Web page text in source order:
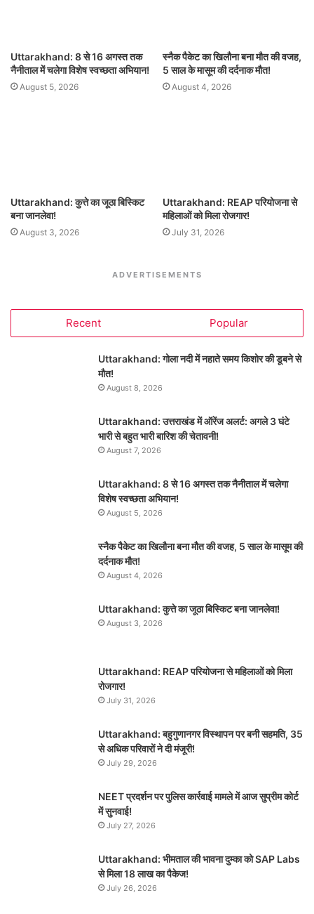
Uttarakhand: 8 से 16 अगस्त तक
नैनीताल में चलेगा विशेष स्वच्छता अभियान!
August 5, 2026
स्नैक पैकेट का खिलौना बना मौत की वजह,
5 साल के मासूम की दर्दनाक मौत!
August 4, 2026
Uttarakhand: कुत्ते का जूठा बिस्किट
बना जानलेवा!
August 3, 2026
Uttarakhand: REAP परियोजना से
महिलाओं को मिला रोजगार!
July 31, 2026
ADVERTISEMENTS
Recent Popular
Uttarakhand: गोला नदी में नहाते समय किशोर की डूबने से
मौत!
August 8, 2026
Uttarakhand: उत्तराखंड में ऑरेंज अलर्ट: अगले 3 घंटे
भारी से बहुत भारी बारिश की चेतावनी!
August 7, 2026
Uttarakhand: 8 से 16 अगस्त तक नैनीताल में चलेगा
विशेष स्वच्छता अभियान!
August 5, 2026
स्नैक पैकेट का खिलौना बना मौत की वजह, 5 साल के मासूम की
दर्दनाक मौत!
August 4, 2026
Uttarakhand: कुत्ते का जूठा बिस्किट बना जानलेवा!
August 3, 2026
Uttarakhand: REAP परियोजना से महिलाओं को मिला
रोजगार!
July 31, 2026
Uttarakhand: बहुगुणानगर विस्थापन पर बनी सहमति, 35
से अधिक परिवारों ने दी मंजूरी!
July 29, 2026
NEET प्रदर्शन पर पुलिस कार्रवाई मामले में आज सुप्रीम कोर्ट
में सुनवाई!
July 27, 2026
Uttarakhand: भीमताल की भावना दुम्का को SAP Labs
से मिला 18 लाख का पैकेज!
July 26, 2026